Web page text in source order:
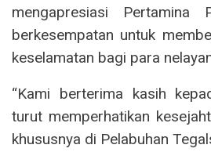
mengapresiasi Pertamina
berkesempatan untuk
keselamatan bagi para
“Kami berterima kasih
turut memperhatikan
khususnya di Pelabuhan